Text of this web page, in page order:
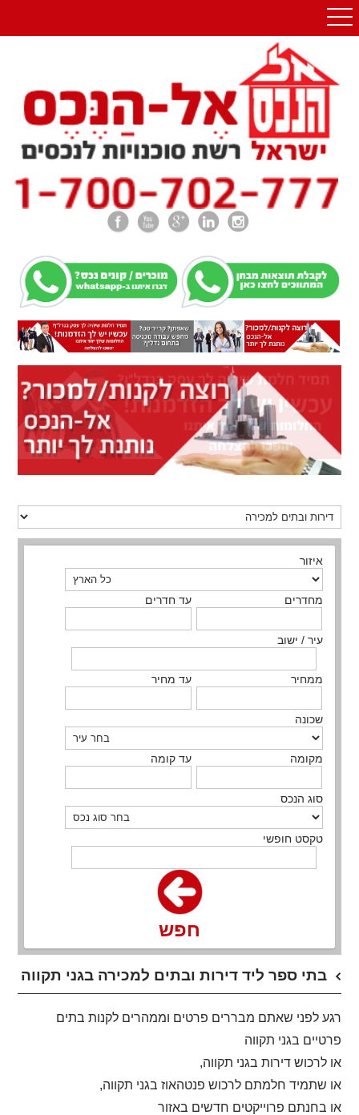
איזור
מחדרים עד חדרים
עיר / ישוב
ממחיר עד מחיר
שכונה
מקומה עד קומה
סוג הנכס
טקסט חופשי
חפש
בתי ספר ליד דירות ובתים למכירה בגני תקווה
רגע לפני שאתם מבררים פרטים וממהרים לקנות בתים
פרטיים בגני תקווה
או לרכוש דירות בגני תקווה,
או שתמיד חלמתם לרכוש פנטהאוז בגני תקווה,
או בחנתם פרוייקטים חדשים באזור